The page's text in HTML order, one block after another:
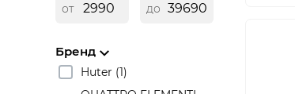
от до
Бренд
Huter (1)